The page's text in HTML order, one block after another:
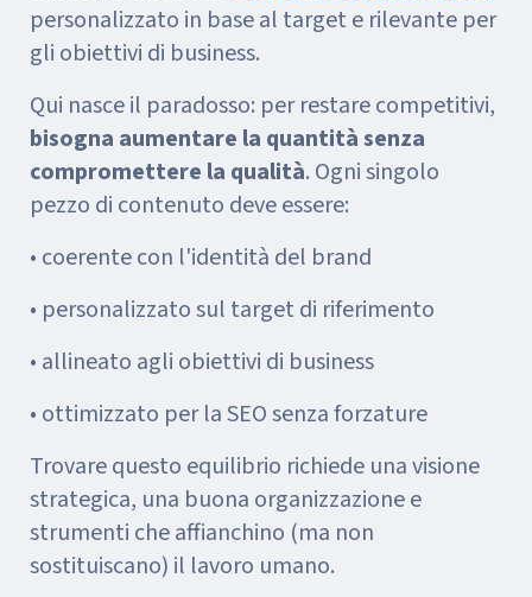
personalizzato in base al target e rilevante per
gli obiettivi di business.
Qui nasce il paradosso: per restare competitivi,
bisogna aumentare la quantità senza
compromettere la qualità. Ogni singolo
pezzo di contenuto deve essere:
• coerente con l'identità del brand
• personalizzato sul target di riferimento
• allineato agli obiettivi di business
• ottimizzato per la SEO senza forzature
Trovare questo equilibrio richiede una visione
strategica, una buona organizzazione e
strumenti che affianchino (ma non
sostituiscano) il lavoro umano.